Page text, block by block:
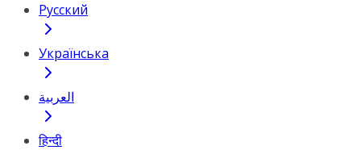
Русский
Українська
العربية
हिन्दी